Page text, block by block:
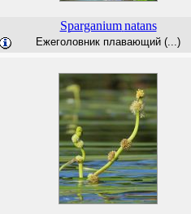
Sparganium natans
Ежеголовник плавающий (...)